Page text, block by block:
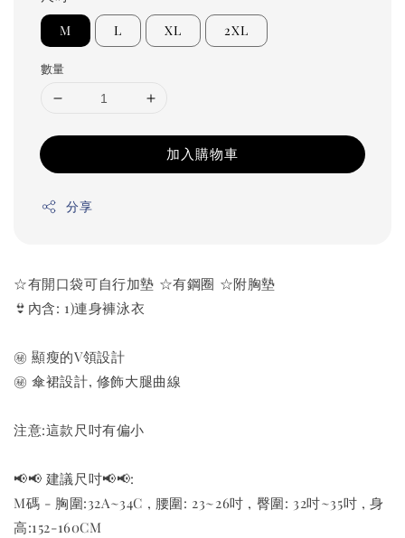
M L XL 2XL
數量
加入購物車
分享
☆有開口袋可自行加墊 ☆有鋼圈 ☆附胸墊
👙內含: 1)連身褲泳衣
㊙️ 顯瘦的V領設計
㊙️ 傘裙設計, 修飾大腿曲線
注意:這款尺吋有偏小
📢📢 建議尺吋📢📢:
M碼 - 胸圍:32A~34C , 腰圍: 23~26吋 , 臀圍: 32吋~35吋 , 身
高:152-160CM